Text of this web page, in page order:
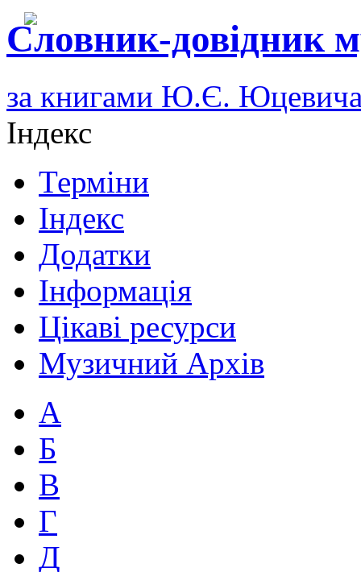
Словник-довідник
за книгами Ю.Є.
Індекс
Терміни
Індекс
Додатки
Інформація
Цікаві ресурси
Музичний Архів
А
Б
В
Г
Д